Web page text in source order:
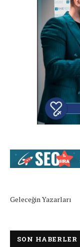
Geleceğin Yazarları
SON HABERLER